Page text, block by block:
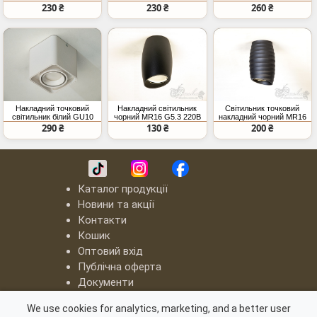
MR16
230 ₴
чорний MR16
230 ₴
220В IP20
260 ₴
Накладний точковий
світильник білий GU10
IP20
290 ₴
Накладний світильник
чорний MR16 G5.3 220В
IP20
130 ₴
Світильник точковий
накладний чорний MR16
IP20 220В
200 ₴
Каталог продукції
Новини та акції
Контакти
Кошик
Оптовий вхід
Публічна оферта
Документи
Серія "8060"
We use cookies for analytics, marketing, and a better user